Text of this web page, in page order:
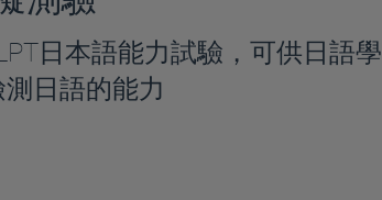
日本語能力試驗，可供日語學
日語的能力